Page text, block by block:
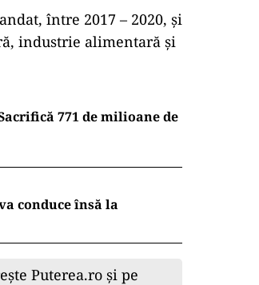
între 2017 – 2020, și
industrie alimentară şi
771 de milioane de
conduce însă la
Puterea.ro și pe